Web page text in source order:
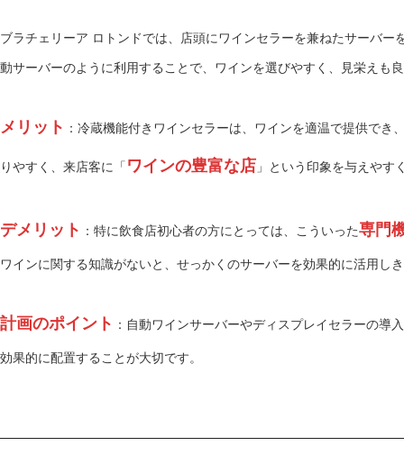
ブラチェリーア ロトンドでは、店頭にワインセラーを兼ねたサーバ
動サーバーのように利用することで、ワインを選びやすく、見栄えも
メリット ：冷蔵機能付きワインセラーは、ワインを適温で提供で
りやすく、来店客に「 ワインの豊富な店 」という印象を与えやす
デメリット ：特に飲食店初心者の方にとっては、こういった専門
ワインに関する知識がないと、せっかくのサーバーを効果的に活用し
計画のポイント ：自動ワインサーバーやディスプレイセラーの導
効果的に配置することが大切です。